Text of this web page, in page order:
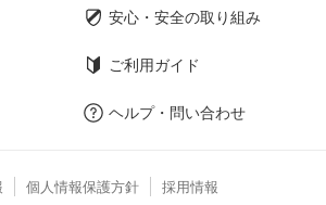
安心・安全の取り組み
ご利用ガイド
ヘルプ・問い合わせ
個人情報保護方針 採用情報